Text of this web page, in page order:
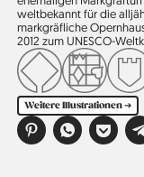
weltbekannt für die
markgräfliche
2012 zum UNESCO-
Weitere Illustrationen ➔